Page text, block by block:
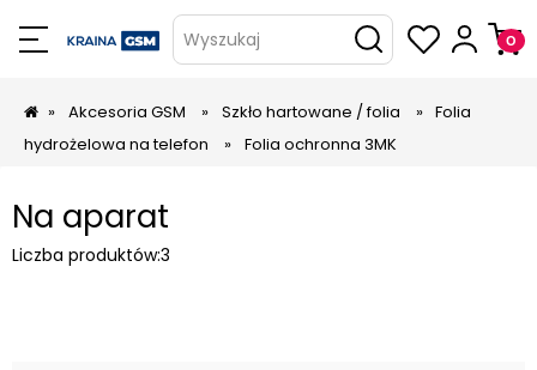
Wyszukaj
» Akcesoria GSM » Szkło hartowane / folia » Folia
hydrożelowa na telefon
» Folia ochronna 3MK
Na aparat
Liczba produktów:3